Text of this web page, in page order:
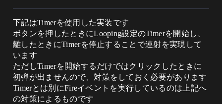
下記はTimerを使用した実装です
ボタンを押したときにLooping設定のTimerを開始し、
離したときにTimerを停止することで連射を実現して
います
ただしTimerを開始するだけではクリックしたときに
初弾が出ませんので、対策をしておく必要があります
Timerとは別にFireイベントを実行しているのは上記へ
の対策によるものです